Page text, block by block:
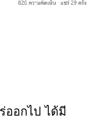
ออกไป ได้มี